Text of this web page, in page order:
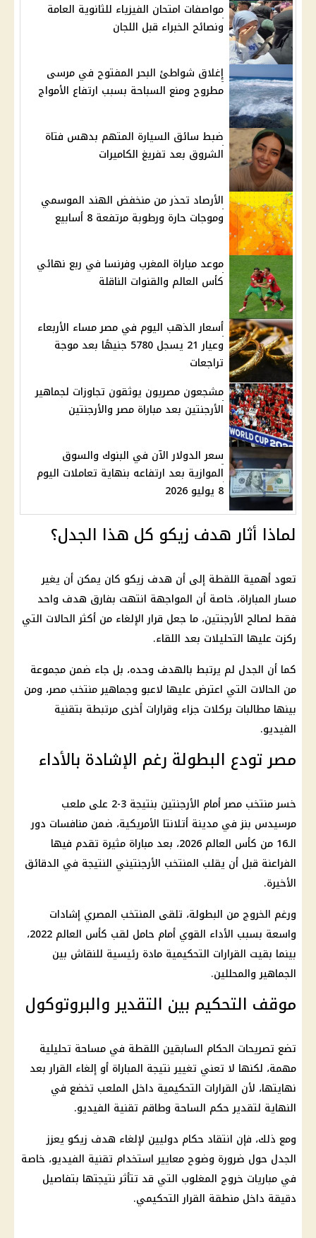
مواصفات امتحان الفيزياء للثانوية العامة
ونصائح الخبراء قبل اللجان
إغلاق شواطئ البحر المفتوح في مرسى
مطروح ومنع السباحة بسبب ارتفاع الأمواج
ضبط سائق السيارة المتهم بدهس فتاة
الشروق بعد تفريغ الكاميرات
الأرصاد تحذر من منخفض الهند الموسمي
وموجات حارة ورطوبة مرتفعة 8 أسابيع
موعد مباراة المغرب وفرنسا في ربع نهائي
كأس العالم والقنوات الناقلة
أسعار الذهب اليوم في مصر مساء الأربعاء
وعيار 21 يسجل 5780 جنيهًا بعد موجة
تراجعات
مشجعون مصريون يوثقون تجاوزات لجماهير
الأرجنتين بعد مباراة مصر والأرجنتين
سعر الدولار الآن في البنوك والسوق
الموازية بعد ارتفاعه بنهاية تعاملات اليوم
8 يوليو 2026
لماذا أثار هدف زيكو كل هذا الجدل؟
تعود أهمية اللقطة إلى أن هدف زيكو كان يمكن أن يغير
مسار المباراة، خاصة أن المواجهة انتهت بفارق هدف واحد
فقط لصالح الأرجنتين، ما جعل قرار الإلغاء من أكثر الحالات التي
ركزت عليها التحليلات بعد اللقاء.
كما أن الجدل لم يرتبط بالهدف وحده، بل جاء ضمن مجموعة
من الحالات التي اعترض عليها لاعبو وجماهير منتخب مصر، ومن
بينها مطالبات بركلات جزاء وقرارات أخرى مرتبطة بتقنية
الفيديو.
مصر تودع البطولة رغم الإشادة بالأداء
خسرمنتخب مصر أمام الأرجنتين
بنتيجة 3-2 على ملعب
مرسيدس بنز في مدينة أتلانتا الأمريكية، ضمن منافسات دور
الـ16 من
كأس العالم 2026
، بعد مباراة مثيرة تقدم فيها
الفراعنة قبل أن يقلب المنتخب الأرجنتيني النتيجة في الدقائق
الأخيرة.
ورغم الخروج من البطولة، تلقى المنتخب المصري إشادات
واسعة بسبب الأداء القوي أمام حامل لقب كأس العالم
2022،
بينما بقيت القرارات التحكيمية مادة رئيسية للنقاش بين
الجماهير والمحللين.
موقف التحكيم بين التقدير والبروتوكول
تضع تصريحات الحكام السابقين اللقطة في مساحة تحليلية
مهمة، لكنها لا تعني تغيير نتيجة المباراة أو إلغاء القرار بعد
نهايتها، لأن القرارات التحكيمية داخل الملعب تخضع في
النهاية لتقدير حكم الساحة وطاقم تقنية الفيديو.
ومع ذلك، فإن انتقاد حكام دوليين لإلغاء هدف زيكو يعزز
الجدل حول ضرورة وضوح معايير استخدام تقنية الفيديو، خاصة
في مباريات خروج المغلوب التي قد تتأثر نتيجتها بتفاصيل
دقيقة داخل منطقة القرار التحكيمي.